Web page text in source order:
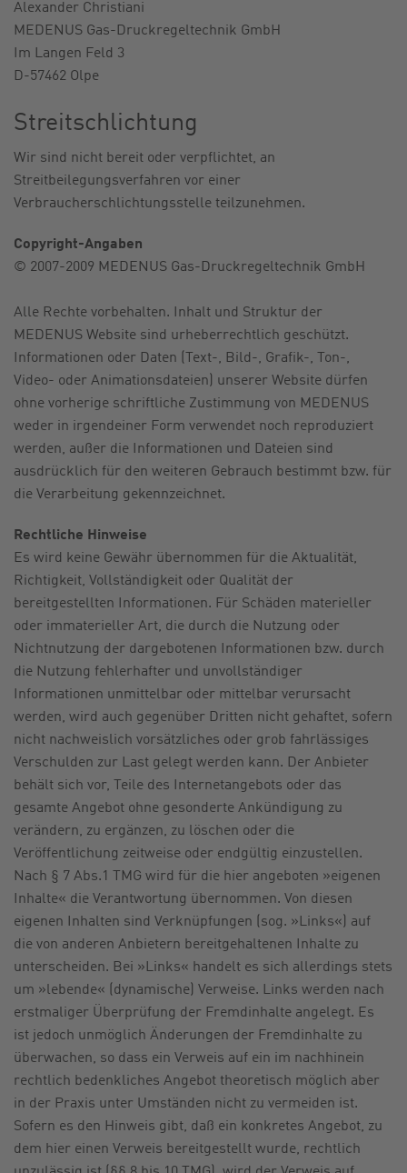
Alexander Christiani
MEDENUS Gas-Druckregeltechnik GmbH
Im Langen Feld 3
D-57462 Olpe
Streitschlichtung
Wir sind nicht bereit oder verpflichtet, an
Streitbeilegungsverfahren vor einer
Verbraucherschlichtungsstelle teilzunehmen.
Copyright-Angaben
© 2007-2009 MEDENUS Gas-Druckregeltechnik GmbH
Alle Rechte vorbehalten. Inhalt und Struktur der
MEDENUS Website sind urheberrechtlich geschützt.
Informationen oder Daten (Text-, Bild-, Grafik-, Ton-,
Video- oder Animationsdateien) unserer Website dürfen
ohne vorherige schriftliche Zustimmung von MEDENUS
weder in irgendeiner Form verwendet noch reproduziert
werden, außer die Informationen und Dateien sind
ausdrücklich für den weiteren Gebrauch bestimmt bzw. für
die Verarbeitung gekennzeichnet.
Rechtliche Hinweise
Es wird keine Gewähr übernommen für die Aktualität,
Richtigkeit, Vollständigkeit oder Qualität der
bereitgestellten Informationen. Für Schäden materieller
oder immaterieller Art, die durch die Nutzung oder
Nichtnutzung der dargebotenen Informationen bzw. durch
die Nutzung fehlerhafter und unvollständiger
Informationen unmittelbar oder mittelbar verursacht
werden, wird auch gegenüber Dritten nicht gehaftet, sofern
nicht nachweislich vorsätzliches oder grob fahrlässiges
Verschulden zur Last gelegt werden kann. Der Anbieter
behält sich vor, Teile des Internetangebots oder das
gesamte Angebot ohne gesonderte Ankündigung zu
verändern, zu ergänzen, zu löschen oder die
Veröffentlichung zeitweise oder endgültig einzustellen.
Nach § 7 Abs.1 TMG wird für die hier angeboten »eigenen
Inhalte« die Verantwortung übernommen. Von diesen
eigenen Inhalten sind Verknüpfungen (sog. »Links«) auf
die von anderen Anbietern bereitgehaltenen Inhalte zu
unterscheiden. Bei »Links« handelt es sich allerdings stets
um »lebende« (dynamische) Verweise. Links werden nach
erstmaliger Überprüfung der Fremdinhalte angelegt. Es
ist jedoch unmöglich Änderungen der Fremdinhalte zu
überwachen, so dass ein Verweis auf ein im nachhinein
rechtlich bedenkliches Angebot theoretisch möglich aber
in der Praxis unter Umständen nicht zu vermeiden ist.
Sofern es den Hinweis gibt, daß ein konkretes Angebot, zu
dem hier einen Verweis bereitgestellt wurde, rechtlich